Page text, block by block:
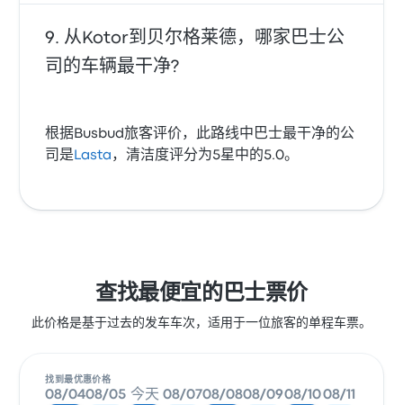
从Kotor到贝尔格莱德，哪家巴士公
司的车辆最干净?
根据Busbud旅客评价，此路线中巴士最干净的公
司是 Lasta ，清洁度评分为5星中的5.0。
查找最便宜的巴士票价
此价格是基于过去的发车车次，适用于一位旅客的单程车票。
找到最优惠价格
08/0408/05 今天 08/0708/0808/0908/1008/11